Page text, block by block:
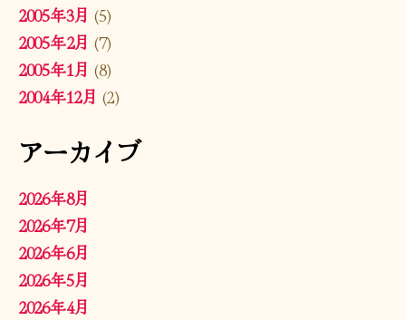
2005年3月 (5)
2005年2月 (7)
2005年1月 (8)
2004年12月 (2)
アーカイブ
2026年8月
2026年7月
2026年6月
2026年5月
2026年4月